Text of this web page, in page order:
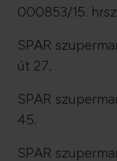
000853/15.
SPAR
út 27.
SPAR
45.
SPAR